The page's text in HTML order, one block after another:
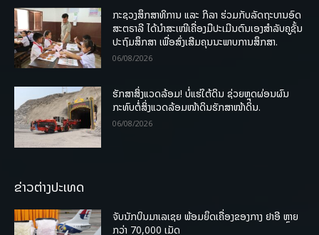
ກະຊວງສຶກສາທິການ ແລະ ກິລາ ຮ່ວມກັບລັດຖະບານອົດ
ສະຕຣາລີ ໄດ້ນຳສະເໜີເຄື່ອງມືປະເມີນຕົນເອງສຳລັບຄູຊັ້ນ
ປະຖົມສຶກສາ ເພື່ອສົ່ງເສີມຄຸນນະພາບການສຶກສາ.
06/08/2026
ຮັກສາສິ່ງແວດລ້ອມ! ບໍ່ແຮ່ໃຕ້ດິນ ຊ່ວຍຫຼຸດຜ່ອນຜົນ
ກະທົບຕໍ່ສິ່ງແວດລ້ອມໜ້າດິນຮັກສາໜ້າດິນ.
06/08/2026
ຂ່າວຕ່າງປະເທດ
ຈັບນັກບິນມາເລເຊຍ ພ້ອມຍຶດເຄື່ອງຂອງກາງ ຢາອີ ຫຼາຍ
ກວ່າ 70,000 ເມັດ